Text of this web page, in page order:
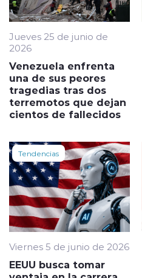
Jueves 25 de junio de
2026
Venezuela enfrenta
una de sus peores
tragedias tras dos
terremotos que dejan
cientos de fallecidos
Tendencias
Viernes 5 de junio de 2026
EEUU busca tomar